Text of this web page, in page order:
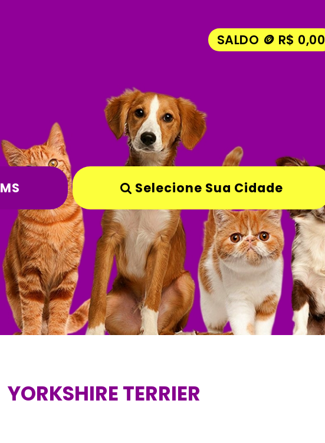
SALDO 🪙 R$ 0,00
MS Selecione Sua Cidade
YORKSHIRE TERRIER